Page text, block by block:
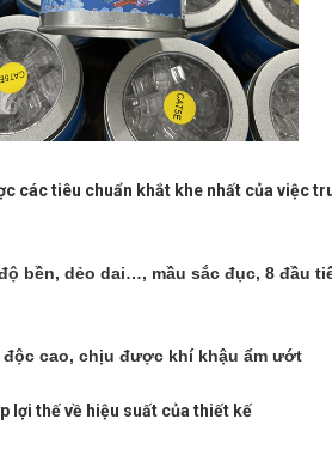
các tiêu chuẩn khắt khe nhất của việc
bền, dẻo dai…, mầu sắc đục, 8 đầu
cao, chịu được khí khậu ẩm ướt
lợi thế về hiệu suất của thiết kế